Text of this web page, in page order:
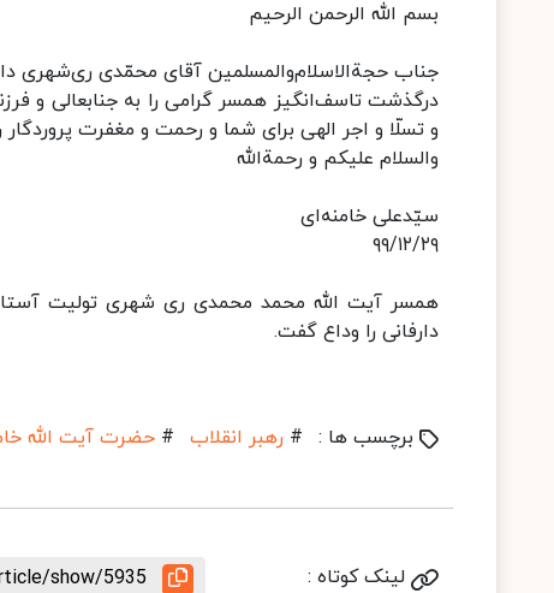
بسم ‌الله الرحمن الرحیم
جناب حجة‌الاسلام‌والمسلمین آقای محمّدی ری‌شهری
درگذشت تاسف‌انگیز همسر گرامی را به جنابعالی و
و تسلّا و اجر الهی برای شما و رحمت و مغفرت
والسلام علیکم و رحمة‌الله
سیّدعلی خامنه‌ای
۹۹/۱۲/۲۹
همسر آیت الله محمد محمدی ری شهری تولیت
دارفانی را وداع گفت.
برچسب ها : # رهبر انقلاب # حضرت آیت الله
لینک کوتاه : show/5935